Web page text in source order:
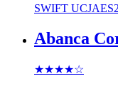
SWIFT
Abanca
★★★★☆